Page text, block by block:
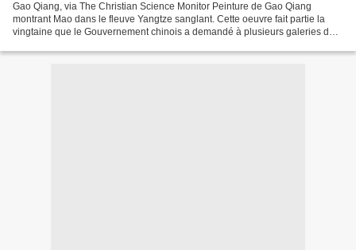
Gao Qiang, via The Christian Science Monitor Peinture de Gao Qiang
montrant Mao dans le fleuve Yangtze sanglant. Cette oeuvre fait partie la
vingtaine que le Gouvernement chinois a demandé à plusieurs galeries de